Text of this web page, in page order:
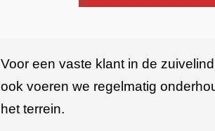
Voor een vaste klant in de
ook voeren we regelmatig
het terrein.